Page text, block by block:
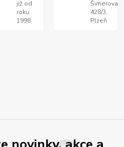
již od
roku
1998
Šimerova
428/3,
Plzeň